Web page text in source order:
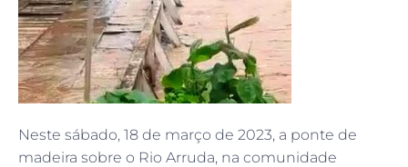
Neste sábado, 18 de março de 2023, a ponte de
madeira sobre o Rio Arruda, na comunidade